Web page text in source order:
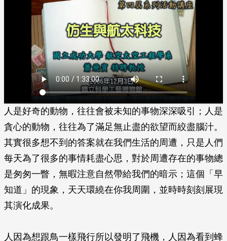
人是好奇的動物，往往會被未知的事物深深吸引；人是
貪心的動物，往往為了滿足無止盡的欲望而絞盡腦汁。
其實很多想不到的答案就在我們生活的周遭，只是人們
每天為了很多的事情耗盡心思，對於周遭存在的事物總
是匆匆一瞥，無暇注意自然帶給我們的暗示；這個「早
知道」的現象，天天環繞在你我周圍，並時時刻刻展現
其演化成果。
人因為想跟鳥一樣飛行所以發明了飛機，人因為看到蜂